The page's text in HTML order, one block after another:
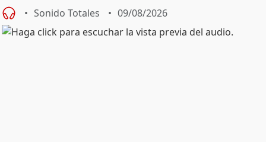
Sonido Totales 09/08/2026